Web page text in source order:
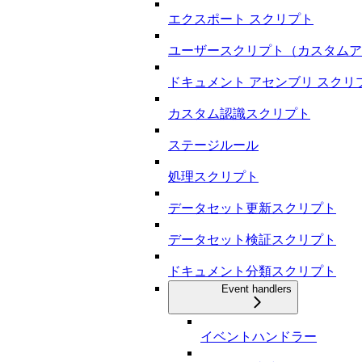
エクスポート スクリプト
ユーザースクリプト（カスタムア
ドキュメント アセンブリ スクリ
カスタム認識スクリプト
ステージルール
処理スクリプト
データセット更新スクリプト
データセット検証スクリプト
ドキュメント分類スクリプト
Event handlers
イベントハンドラー